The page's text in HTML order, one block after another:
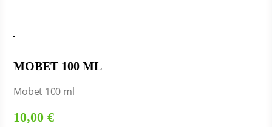
MOBET 100 ML
Mobet 100 ml
10,00 €